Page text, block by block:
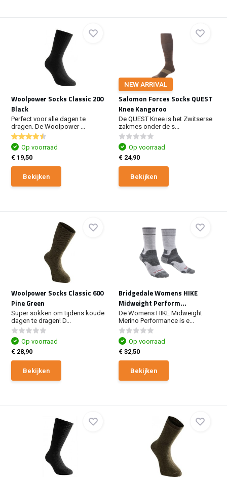
Woolpower Socks Classic 200
Black
Perfect voor alle dagen te
dragen. De Woolpower ...
Op voorraad
€ 19,50
Bekijken
NEW ARRIVAL
Salomon Forces Socks QUEST
Knee Kangaroo
De QUEST Knee is het Zwitserse
zakmes onder de s...
Op voorraad
€ 24,90
Bekijken
Woolpower Socks Classic 600
Pine Green
Super sokken om tijdens koude
dagen te dragen! D...
Op voorraad
€ 28,90
Bekijken
Bridgedale Womens HIKE
Midweight Perform...
De Womens HIKE Midweight
Merino Performance is e...
Op voorraad
€ 32,50
Bekijken